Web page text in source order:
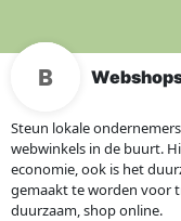
Steun lokale
webwinkels in de buurt.
economie, ook is het
gemaakt te worden voor
duurzaam, shop online.